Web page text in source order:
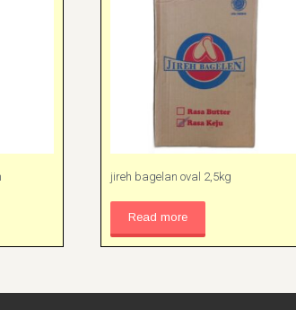
jireh bagelan oval 2,5kg
Read more